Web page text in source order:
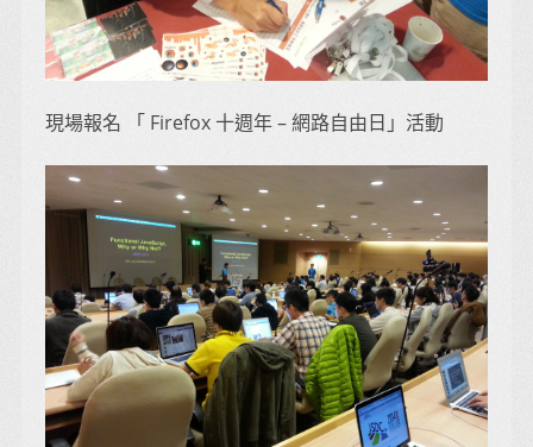
現場報名 「 Firefox 十週年 – 網路自由日」活動